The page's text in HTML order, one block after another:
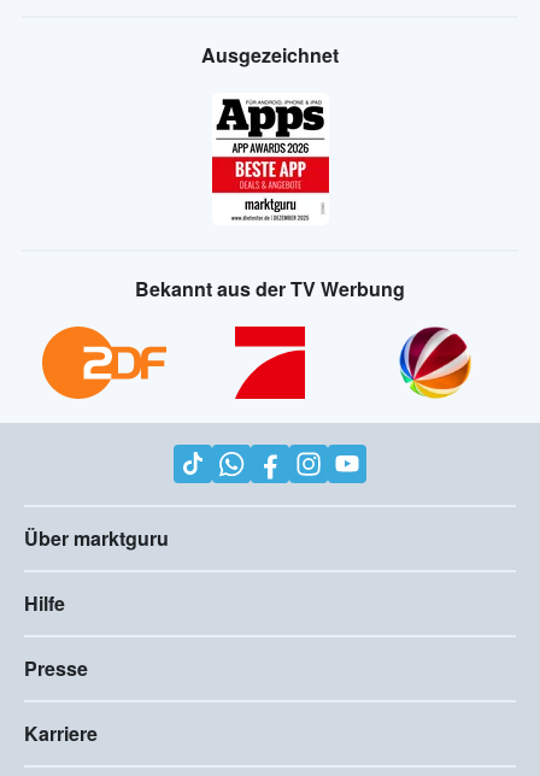
Ausgezeichnet
Bekannt aus der TV Werbung
Über marktguru
Hilfe
Presse
Karriere